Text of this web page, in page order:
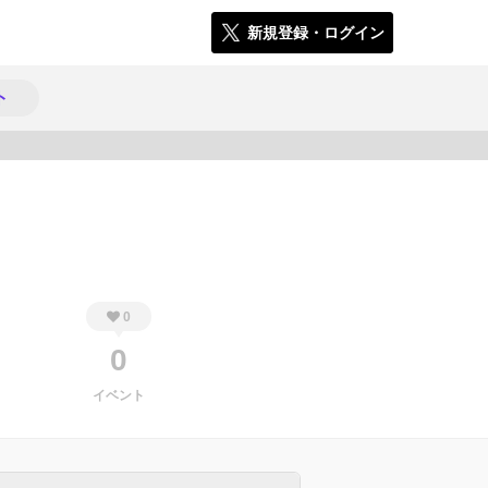
新規登録・ログイン
0
0
イベント